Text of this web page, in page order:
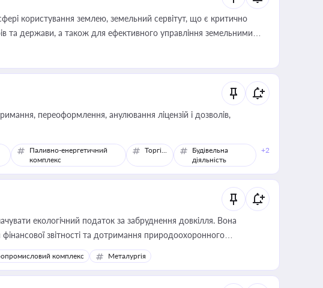
користування землею, земельний сервітут, що є критично
та держави, а також для ефективного управління земельними
переоформлення, анулювання ліцензій і дозволів,
Паливно-енергетичний
комплекс
Торгівля
Будівельна
діяльність
+2
екологічний податок за забруднення довкілля. Вона
звітності та дотримання природоохоронного
комплекс Металургія